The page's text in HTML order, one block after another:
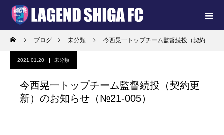
ブログ 未分類 今西晃一トップチーム監督続投（契約更新）のお知らせ（№21-005）
2021.01.20 未分類
今西晃一トップチーム監督続投（契約更
新）のお知らせ（№21-005）